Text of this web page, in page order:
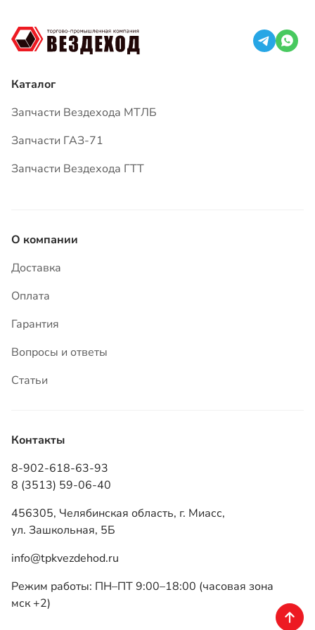
Запчасти ГАЗ-71
Запчасти Вездехода ГТТ
Вопросы и ответы
Статьи
Контакты
8-902-618-63-93
8 (3513) 59-06-40
info@tpkvezdehod.ru
Режим работы: ПН–ПТ 9:00–18:00 (часовая зона
мск +2)